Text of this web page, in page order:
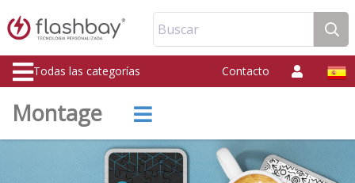
Buscar
Todas las categorías Contacto
Montage